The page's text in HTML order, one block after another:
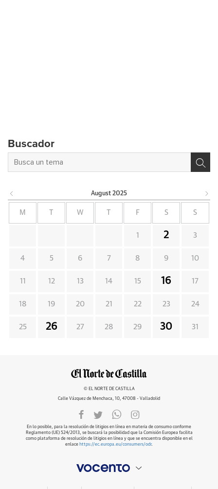
Buscador
August 2025
M W F S S
1 2 3
4 5 6 7 8 9 10
11 12 13 14 15 16 17
18 19 20 21 22 23 24
25 26 27 28 29 30 31
© EL NORTE DE CASTILLA
Calle Vázquez de Menchaca, 10, 47008 - Valladolid
En lo posible, para la resolución de litigios en línea en materia de consumo conforme
Reglamento (UE) 524/2013, se buscará la posibilidad que la Comisión Europea facilita
como plataforma de resolución de litigios en línea y que se encuentra disponible en el
enlace https://ec.europa.eu/consumers/odr.